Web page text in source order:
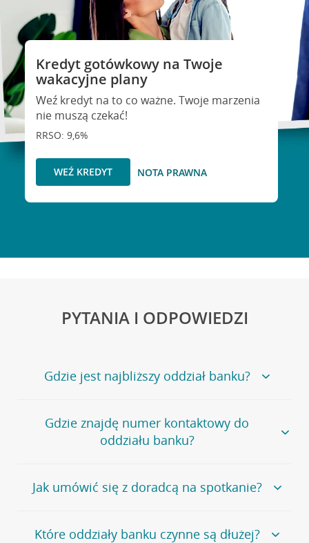
Kredyt gotówkowy na Twoje
wakacyjne plany
Weź kredyt na to co ważne. Twoje marzenia
nie muszą czekać!
RRSO: 9,6%
WEŹ KREDYT NOTA PRAWNA
PYTANIA I ODPOWIEDZI
Gdzie jest najbliższy oddział banku?
Jeśli szukasz oddziału naszego banku, zapraszamy na
stronęPlacówki i bankomaty, na której znajduje się
wygodna wyszukiwarka.
oddziałów
Gdzie znajdę numer kontaktowy do
oddziału banku?
Bank Credit Agricole nie udostępnia ogólnego numeru
telefonu do placówki bankowej.
umówienia się z doradcą w placówce bankowej .
Jak umówić się z doradcą na spotkanie?
Jeśli jesteś już naszym
Które oddziały banku czynne są dłużej?